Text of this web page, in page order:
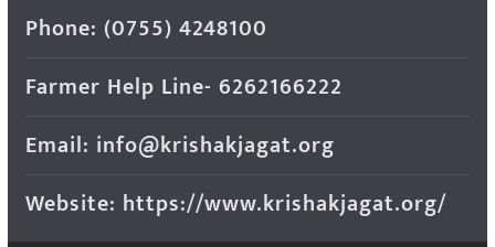
Phone: (0755) 4248100
Farmer Help Line- 6262166222
Email: info@krishakjagat.org
Website: https://www.krishakjagat.org/